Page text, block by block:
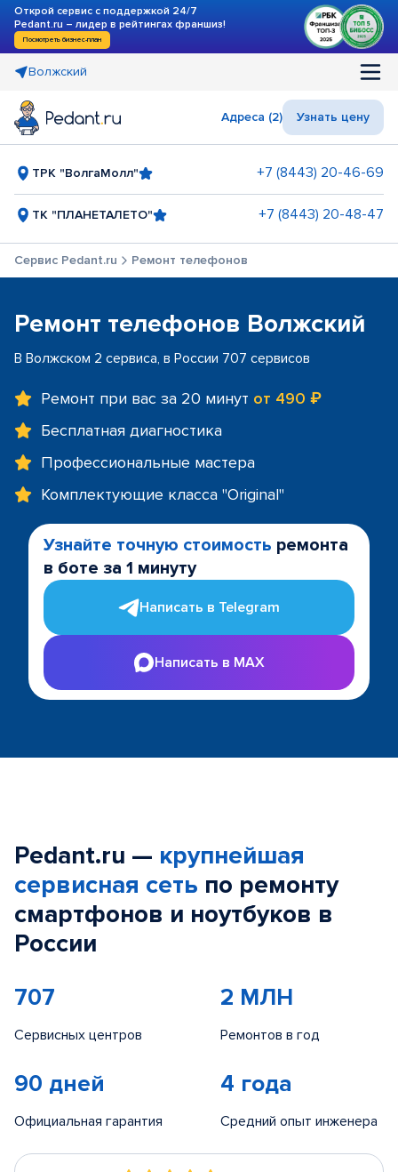
Открой сервис с поддержкой 24/7
Pedant.ru – лидер в рейтингах франшиз!
Посмотреть бизнес-план
Волжский
Адреса (2) Узнать цену
ТРК "ВолгаМолл" +7 (8443) 20-46-69
ТК "ПЛАНЕТАЛЕТО" +7 (8443) 20-48-47
Сервис Pedant.ru Ремонт телефонов
Ремонт телефонов Волжский
В Волжском 2 сервиса, в России 707 сервисов
Ремонт при вас за 20 минут от 490 ₽
Бесплатная диагностика
Профессиональные мастера
Комплектующие класса "Original"
Узнайте точную стоимость ремонта
в боте за 1 минуту
Написать в Telegram
Написать в MAX
Pedant.ru — крупнейшая
сервисная сеть по ремонту
смартфонов и ноутбуков в
России
707
Сервисных центров
2 МЛН
Ремонтов в год
90 дней
Официальная гарантия
4 года
Средний опыт инженера